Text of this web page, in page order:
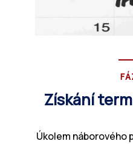
Získání
Úkolem náborového